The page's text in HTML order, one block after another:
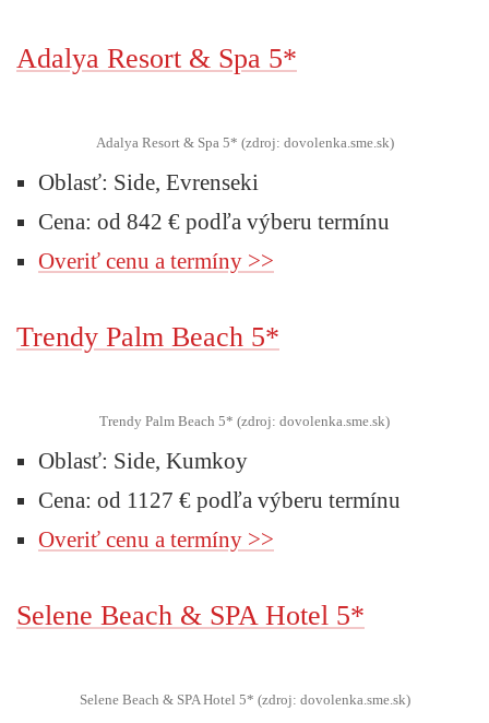
Adalya Resort & Spa 5*
Adalya Resort & Spa 5* (zdroj: dovolenka.sme.sk)
Oblasť: Side, Evrenseki
Cena: od 842 € podľa výberu termínu
Overiť cenu a termíny >>
Trendy Palm Beach 5*
Trendy Palm Beach 5* (zdroj: dovolenka.sme.sk)
Oblasť: Side, Kumkoy
Cena: od 1127 € podľa výberu termínu
Overiť cenu a termíny >>
Selene Beach & SPA Hotel 5*
Selene Beach & SPA Hotel 5* (zdroj: dovolenka.sme.sk)